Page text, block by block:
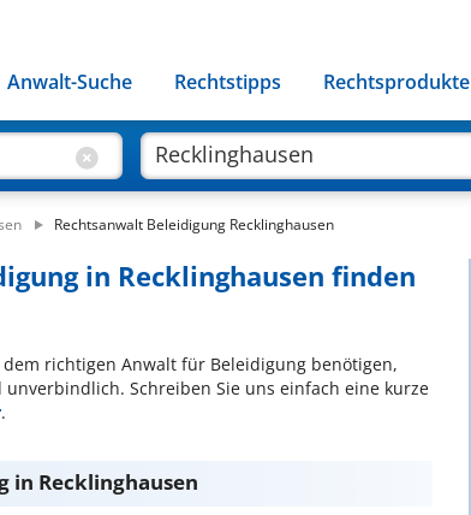
Anwalt-Suche Rechtstipps Rechtsprodukte
Rechtsanwalt Beleidigung Recklinghausen
in Recklinghausen finden
richtigen Anwalt für Beleidigung benötigen,
Schreiben Sie uns einfach eine kurze
.
in Recklinghausen